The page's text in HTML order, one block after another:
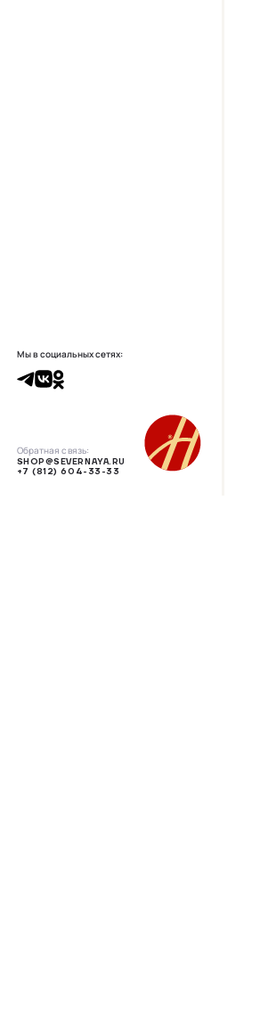
Мы в социальных сетях:
Обратная связь:
SHOP@SEVERNAYA.RU
+7 (812) 604-33-33